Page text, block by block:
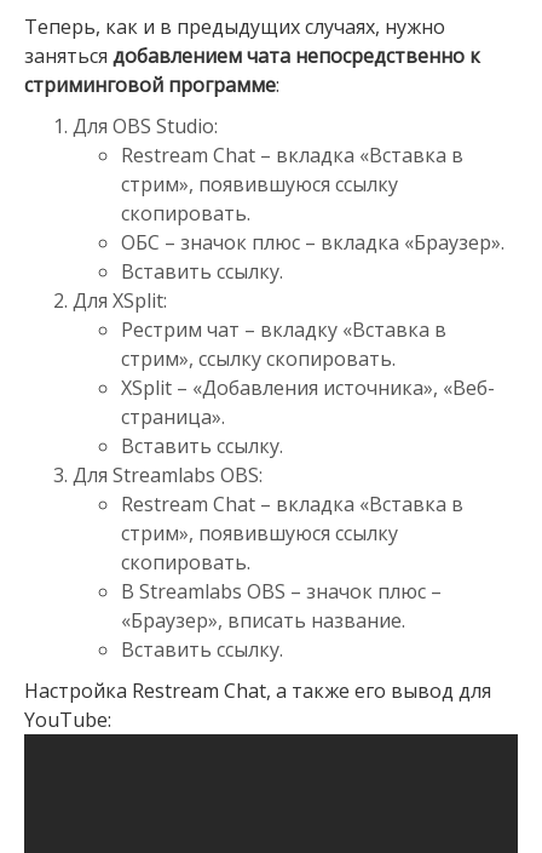
Теперь, как и в предыдущих случаях, нужно
заняться добавлением чата непосредственно к
стриминговой программе:
Для OBS Studio:
Restream Chat – вкладка «Вставка в
стрим», появившуюся ссылку
скопировать.
ОБС – значок плюс – вкладка «Браузер».
Вставить ссылку.
Для XSplit:
Рестрим чат – вкладку «Вставка в
стрим», ссылку скопировать.
XSplit – «Добавления источника», «Веб-
страница».
Вставить ссылку.
Для Streamlabs OBS:
Restream Chat – вкладка «Вставка в
стрим», появившуюся ссылку
скопировать.
В Streamlabs OBS – значок плюс –
«Браузер», вписать название.
Вставить ссылку.
Настройка Restream Chat, а также его вывод для
YouTube: